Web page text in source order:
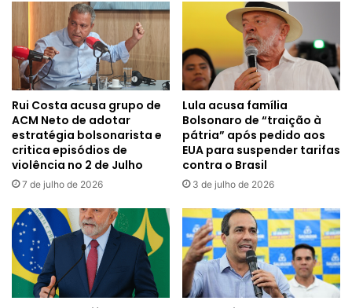
Rui Costa acusa grupo de
ACM Neto de adotar
estratégia bolsonarista e
critica episódios de
violência no 2 de Julho
7 de julho de 2026
Lula acusa família
Bolsonaro de “traição à
pátria” após pedido aos
EUA para suspender tarifas
contra o Brasil
3 de julho de 2026